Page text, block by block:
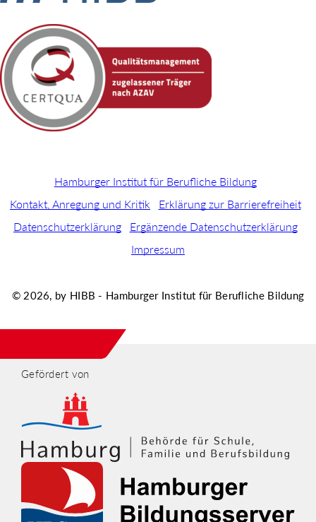
Hamburger Institut für Berufliche Bildung
Kontakt, Anregung und Kritik
Erklärung zur Barrierefreiheit
Datenschutzerklärung
Ergänzende Datenschutzerklärung
Impressum
© 2026, by HIBB - Hamburger Institut für Berufliche Bildung
Gefördert von